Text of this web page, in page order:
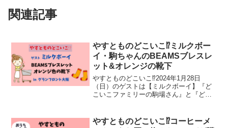
関連記事
やすとものどこいこ⁉︎ミルクボー
イ・駒ちゃんのBEAMSブレスレ
ット&オレンジの靴下
やすとものどこいこ⁉︎2024年1月28日
（日）のゲストは【ミルクボーイ】『ど
こいこファミリーの駒場さん』と『どこ
ント大阪。それではお買い物スタートで
やすとものどこいこ⁉︎コーヒーメ